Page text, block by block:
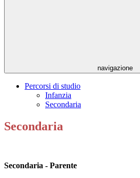
navigazione
Percorsi di studio
Infanzia
Secondaria
Secondaria
Secondaria - Parente